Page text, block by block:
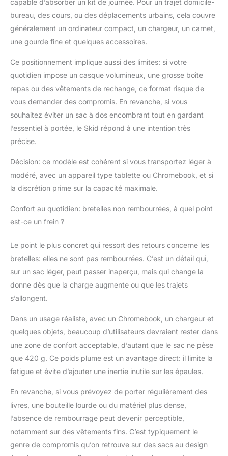
DESIGN POLYVALENT
Ce sac à dos présente
un design moderne et
valeur ses deux
grandes poches sur le
confèrent personnalité
et style.
capable d’absorber un kit de journée. Pour un trajet domicile-
bureau, des cours, ou des déplacements urbains, cela couvre
généralement un ordinateur compact, un chargeur, un carnet,
une gourde fine et quelques accessoires.
Ce positionnement implique aussi des limites: si votre
quotidien impose un casque volumineux, une grosse boîte
repas ou des vêtements de rechange, ce format risque de
vous demander des compromis. En revanche, si vous
souhaitez éviter un sac à dos encombrant tout en gardant
l’essentiel à portée, le Skid répond à une intention très
précise.
Décision: ce modèle est cohérent si vous transportez léger à
modéré, avec un appareil type tablette ou Chromebook, et si
la discrétion prime sur la capacité maximale.
Confort au quotidien: bretelles non rembourrées, à quel point
est-ce un frein ?
Le point le plus concret qui ressort des retours concerne les
bretelles: elles ne sont pas rembourrées. C’est un détail qui,
sur un sac léger, peut passer inaperçu, mais qui change la
donne dès que la charge augmente ou que les trajets
s’allongent.
Dans un usage réaliste, avec un Chromebook, un chargeur et
quelques objets, beaucoup d’utilisateurs devraient rester dans
une zone de confort acceptable, d’autant que le sac ne pèse
que 420 g. Ce poids plume est un avantage direct: il limite la
fatigue et évite d’ajouter une inertie inutile sur les épaules.
En revanche, si vous prévoyez de porter régulièrement des
livres, une bouteille lourde ou du matériel plus dense,
l’absence de rembourrage peut devenir perceptible,
notamment sur des vêtements fins. C’est typiquement le
genre de compromis qu’on retrouve sur des sacs au design